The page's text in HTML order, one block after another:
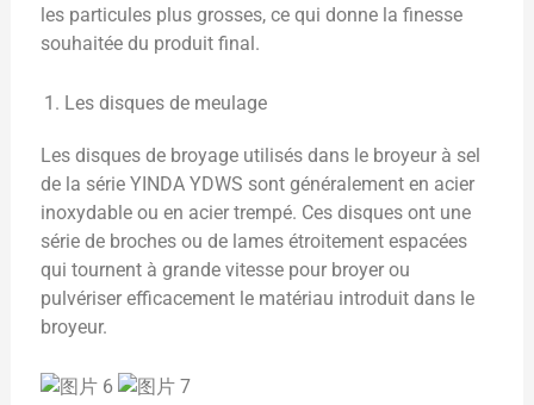
les particules plus grosses, ce qui donne la finesse
souhaitée du produit final.
Les disques de meulage
Les disques de broyage utilisés dans le broyeur à sel
de la série YINDA YDWS sont généralement en acier
inoxydable ou en acier trempé. Ces disques ont une
série de broches ou de lames étroitement espacées
qui tournent à grande vitesse pour broyer ou
pulvériser efficacement le matériau introduit dans le
broyeur.